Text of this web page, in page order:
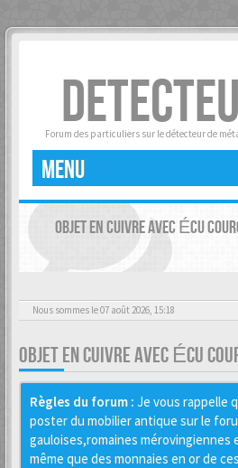
Forum des particuliers sur le détecteur de
MENU
OBJET EN CUIVRE AVEC ÉCU
Nous sommes le 07 août 2026, 15:18
OBJET EN CUIVRE AVEC ÉCU
Règles du forum : Je vous rappelle
poster du mobilier antique sur le
gauloises,romaines mérovingiennes
même que des monnaies en or de